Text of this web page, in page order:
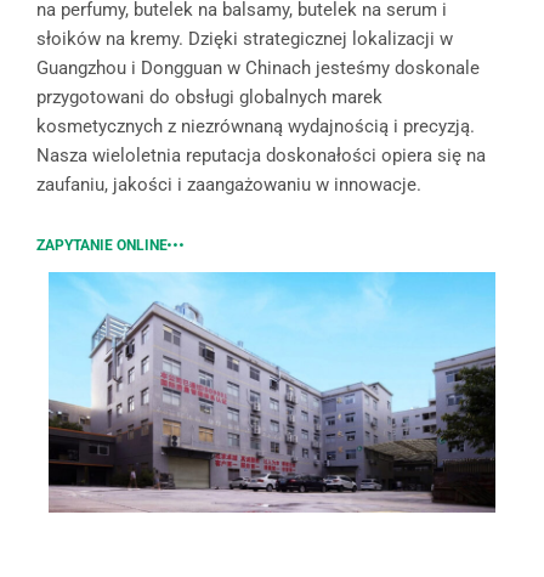
na perfumy, butelek na balsamy, butelek na serum i
słoików na kremy. Dzięki strategicznej lokalizacji w
Guangzhou i Dongguan w Chinach jesteśmy doskonale
przygotowani do obsługi globalnych marek
kosmetycznych z niezrównaną wydajnością i precyzją.
Nasza wieloletnia reputacja doskonałości opiera się na
zaufaniu, jakości i zaangażowaniu w innowacje.
ZAPYTANIE ONLINE